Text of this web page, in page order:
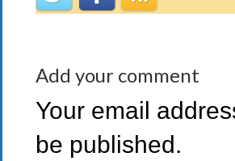
Add your comment
Your email
be published.